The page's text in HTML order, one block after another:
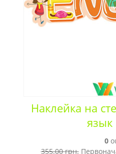
Наклейка на
язык
0
355.00грн.